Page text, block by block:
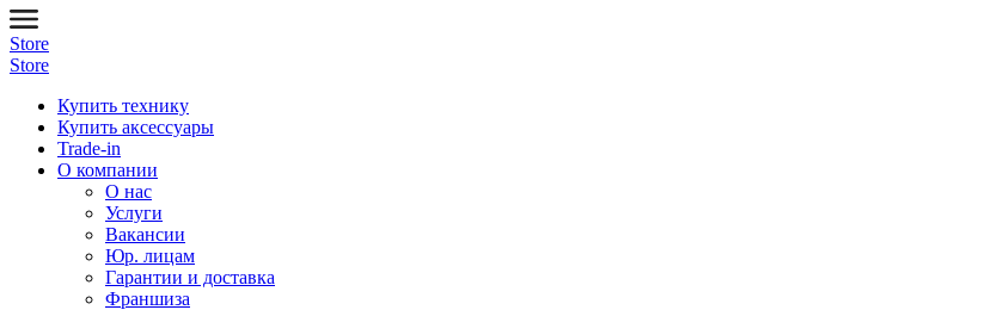
Store
Store
Купить технику
Купить аксессуары
Trade-in
О компании
О нас
Услуги
Вакансии
Юр. лицам
Гарантии и доставка
Франшиза